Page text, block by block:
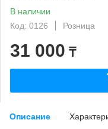
В наличии
Код: 0126
Розница
31 000 ₸
Описание